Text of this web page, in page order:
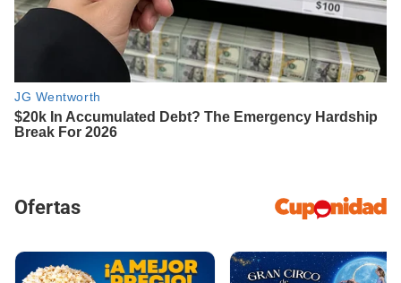
Ofertas